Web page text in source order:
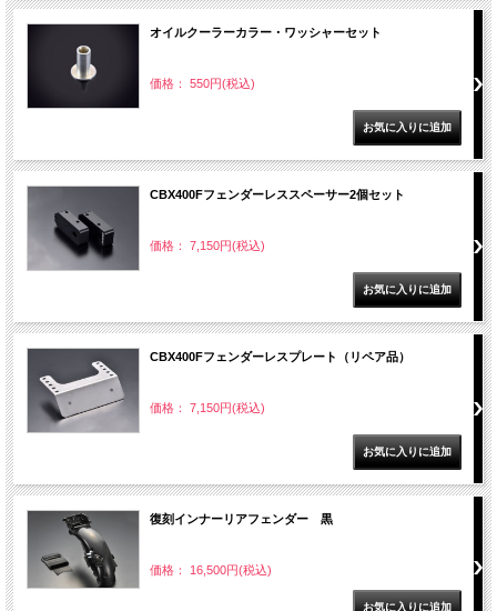
オイルクーラーカラー・ワッシャーセット
価格： 550円(税込)
CBX400Fフェンダーレススペーサー2個セット
価格： 7,150円(税込)
CBX400Fフェンダーレスプレート（リペア品）
価格： 7,150円(税込)
復刻インナーリアフェンダー 黒
価格： 16,500円(税込)